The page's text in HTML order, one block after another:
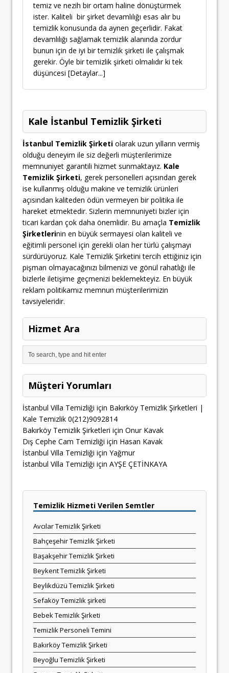
temiz ve nezih bir ortam haline dönüştürmek
ister. Kaliteli bir şirket devamlılığı esas alır bu
temizlik konusunda da aynen geçerlidir. Fakat
devamlılığı sağlamak temizlik alanında zordur
bunun için de iyi bir temizlik şirketi ile çalışmak
gerekir. Öyle bir temizlik şirketi olmalıdır ki tek
düşüncesi [Detaylar...]
Kale İstanbul Temizlik Şirketi
İstanbul Temizlik Şirketi olarak uzun yılların vermiş
olduğu deneyim ile siz değerli müşterilerimize
memnuniyet garantili hizmet sunmaktayız. Kale
Temizlik Şirketi, gerek personelleri açısından gerek
ise kullanmış olduğu makine ve temizlik ürünleri
açısından kaliteden ödün vermeyen bir politika ile
hareket etmektedir. Sizlerin memnuniyeti bizler için
ticari kardan çok daha önemlidir. Bu amaçla Temizlik
Şirketlerinin en büyük sermayesi olan kaliteli ve
eğitimli personel için gerekli olan her türlü çalışmayı
sürdürüyoruz. Kale Temizlik Şirketini tercih ettiğiniz için
pişman olmayacağınızı bilmenizi ve gönül rahatlığı ile
bizlerle iletişime geçmenizi beklemekteyiz. En büyük
reklam politikamız memnun müşterilerimizin
tavsiyeleridir.
Hizmet Ara
Müşteri Yorumları
İstanbul Villa Temizliği için Bakırköy Temizlik Şirketleri |
Kale Temizlik 0(212)9092814
Bakırköy Temizlik Şirketleri için Onur Kavak
Dış Cephe Cam Temizliği için Hasan Kavak
İstanbul Villa Temizliği için Yağmur
İstanbul Villa Temizliği için AYŞE ÇETİNKAYA
Temizlik Hizmeti Verilen Semtler
Avcılar Temizlik Şirketi
Bahçeşehir Temizlik Şirketi
Başakşehir Temizlik Şirketi
Beykent Temizlik Şirketi
Beylikdüzü Temizlik Şirketi
Sefaköy Temizlik şirketi
Bebek Temizlik Şirketi
Temizlik Personeli Temini
Bakırköy Temizlik Şirketi
Beyoğlu Temizlik Şirketi